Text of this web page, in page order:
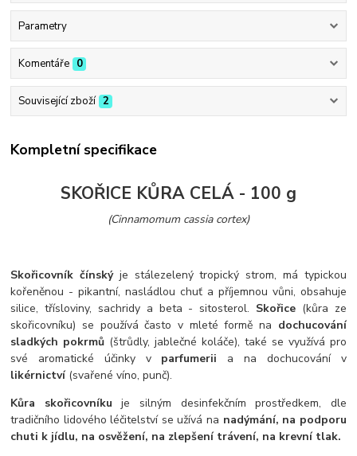
Parametry
Komentáře 0
Související zboží 2
Kompletní specifikace
SKOŘICE KŮRA CELÁ - 100 g
(Cinnamomum cassia cortex)
Skořicovník čínský je stálezelený tropický strom, má typickou
kořeněnou - pikantní, nasládlou chuť a příjemnou vůni, obsahuje
silice, třísloviny, sachridy a beta - sitosterol. Skořice (kůra ze
skořicovníku) se používá často v mleté formě na dochucování
sladkých pokrmů (štrůdly, jablečné koláče), také se využívá pro
své aromatické účinky v parfumerii a na dochucování v
likérnictví(svařené víno, punč).
Kůra skořicovníku je silným desinfekčním prostředkem, dle
tradičního lidového léčitelství se užívá na nadýmání, na podporu
chuti k jídlu, na osvěžení, na zlepšení trávení, na krevní tlak.